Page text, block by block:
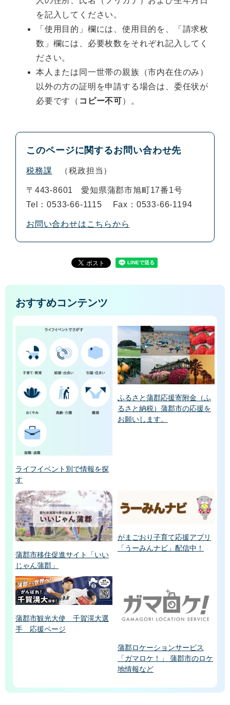
を記入してください。
「使用目的」欄には、使用目的を、「請求枚
数」欄には、必要枚数をそれぞれ記入してく
ださい。
本人または同一世帯の親族（市内在住のみ）
以外の方の証明を申請する場合は、委任状が
必要です（ コピー不可 ）。
このページに関するお問い合わせ先
税務課 税政担当
〒443-8601
愛知県蒲郡市旭町17番1号
Tel：0533-66-1115
Fax：0533-66-1194
お問い合わせはこちらから
おすすめコンテンツ
ライフイベント別で情報を探
す
ふるさと蒲郡応援寄附金（ふ
るさと納税）蒲郡市の応援を
お願いします。
蒲郡市移住促進サイト「いい
じゃん蒲郡」
がまごおり子育て応援アプリ
「うーみんナビ」配信中！
蒲郡市観光大使 千賀滉大選
手 応援ページ
蒲郡ロケーションサービス
「ガマロケ！」 蒲郡市のロケ
地情報など